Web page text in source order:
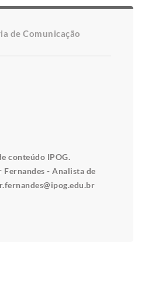
de Comunicação
conteúdo IPOG.
Fernandes - Analista de